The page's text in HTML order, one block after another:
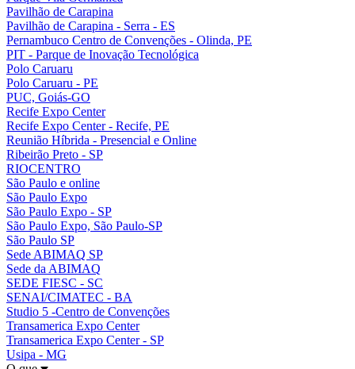
Pavilhão de Carapina
Pavilhão de Carapina - Serra - ES
Pernambuco Centro de Convenções - Olinda, PE
PIT - Parque de Inovação Tecnológica
Polo Caruaru
Polo Caruaru - PE
PUC, Goiás-GO
Recife Expo Center
Recife Expo Center - Recife, PE
Reunião Híbrida - Presencial e Online
Ribeirão Preto - SP
RIOCENTRO
São Paulo e online
São Paulo Expo
São Paulo Expo - SP
São Paulo Expo, São Paulo-SP
São Paulo SP
Sede ABIMAQ SP
Sede da ABIMAQ
SEDE FIESC - SC
SENAI/CIMATEC - BA
Studio 5 -Centro de Convenções
Transamerica Expo Center
Transamerica Expo Center - SP
Usipa - MG